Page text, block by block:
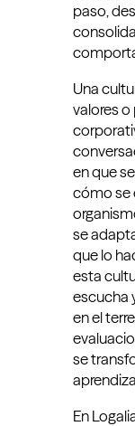
paso,
Una
valores
en que
cómo se
se
que lo
esta
escucha
en el
se
En